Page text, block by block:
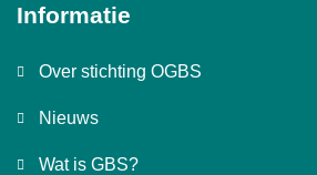
Informatie
Over stichting OGBS
Nieuws
Wat is GBS?